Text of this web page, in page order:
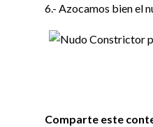
6.- Azocamos bien el
Comparte este